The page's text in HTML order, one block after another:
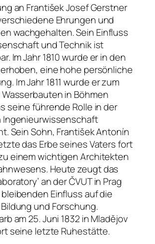
an František Josef Gerstner
Ehrungen und
wachgehalten. Sein Einfluss
und Technik ist
Im Jahr 1810 wurde er in den
eine hohe persönliche
Im Jahr 1811 wurde er zum
in Böhmen
seine führende Rolle in der
Ingenieurwissenschaft
Sein Sohn, František Antonín
das Erbe seines Vaters fort
einem wichtigen Architekten
Heute zeugt das
an der ČVUT in Prag
Einfluss auf die
und Forschung.
am 25. Juni 1832 in Mladějov
seine letzte Ruhestätte.